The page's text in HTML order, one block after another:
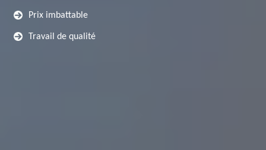
Prix imbattable
Travail de qualité